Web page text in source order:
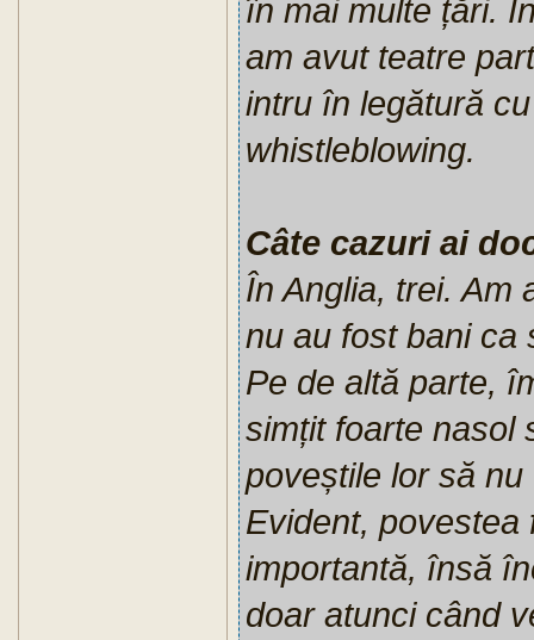
în mai multe țări.
am avut teatre
intru în legătură
whistleblowing.
Câte cazuri ai
În Anglia, trei. Am
nu au fost bani ca
Pe de altă parte,
simțit foarte nasol
poveștile lor să
Evident,
importantă, însă
doar atunci când